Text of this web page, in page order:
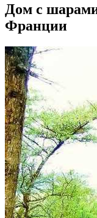
Дом с
Франции